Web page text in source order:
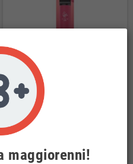
Sigaretta elettronica usa e getta
1500 Pink Lemonade 0MG/ML ELF
maggiorenni!